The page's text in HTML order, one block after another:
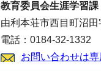
教育委員会生涯学習課
由利本荘市西目町沼
電話：0184-32-1332
お問い合わせは専